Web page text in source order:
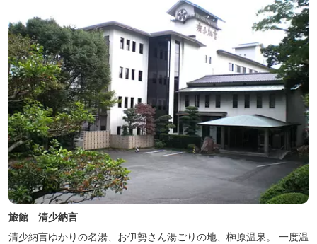
旅館 清少納言
清少納言ゆかりの名湯、お伊勢さん湯ごりの地、榊原温泉。 一度温